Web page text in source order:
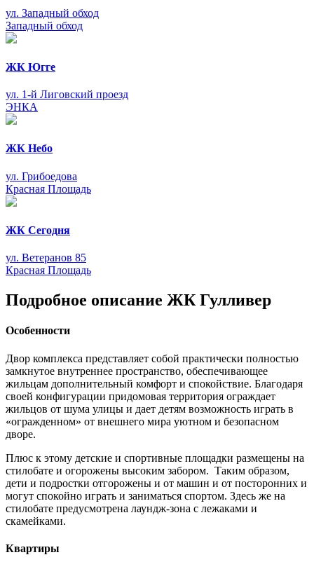
ул. Западный обход
Западный обход
ЖК Югге
ул. 1-й Лиговский проезд
ЭНКА
ЖК Небо
ул. Грибоедова
Красная Площадь
ЖК Сегодня
ул. Ветеранов 85
Красная Площадь
Подробное описание ЖК Гулливер
Особенности
Двор комплекса представляет собой практически полностью
замкнутое внутреннее пространство, обеспечивающее
жильцам дополнительный комфорт и спокойствие. Благодаря
своей конфигурации придомовая территория ограждает
жильцов от шума улицы и дает детям возможность играть в
«огражденном» от внешнего мира уютном и безопасном
дворе.
Плюс к этому детские и спортивные площадки размещены на
стилобате и огорожены высоким забором. Таким образом,
дети и подростки отгорожены и от машин и от посторонних и
могут спокойно играть и заниматься спортом. Здесь же на
стилобате предусмотрена лаундж-зона с лежаками и
скамейками.
Квартиры